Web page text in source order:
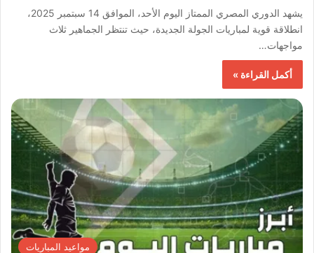
يشهد الدوري المصري الممتاز اليوم الأحد، الموافق 14 سبتمبر 2025،
انطلاقة قوية لمباريات الجولة الجديدة، حيث تنتظر الجماهير ثلاث
مواجهات…
أكمل القراءة »
مواعيد المباريات